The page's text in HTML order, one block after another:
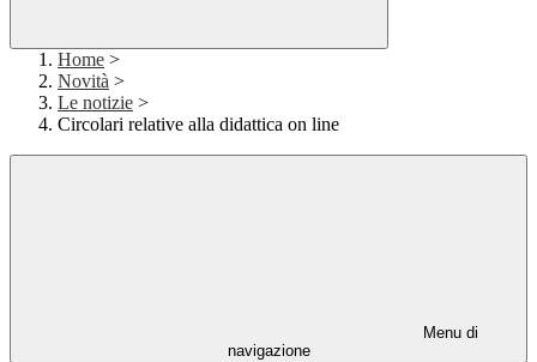
Home >
Novità >
Le notizie >
Circolari relative alla didattica on line
Menu di
navigazione